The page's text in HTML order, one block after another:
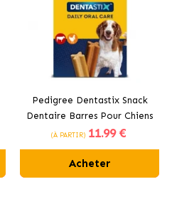
Pedigree Dentastix Snack
Dentaire Barres Pour Chiens
Moyens 10-25 kg
(À PARTIR) 11.99 €
Acheter